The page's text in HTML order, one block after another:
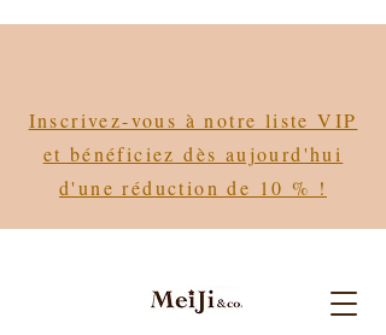
Inscrivez-vous à notre liste VIP
et bénéficiez dès aujourd'hui
d'une réduction de 10 % !